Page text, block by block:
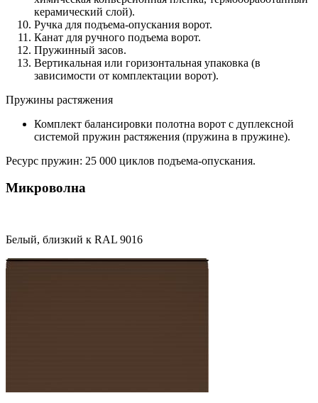
керамический слой).
Ручка для подъема-опускания ворот.
Канат для ручного подъема ворот.
Пружинный засов.
Вертикальная или горизонтальная упаковка (в
зависимости от комплектации ворот).
Пружины растяжения
Комплект балансировки полотна ворот с дуплексной
системой пружин растяжения (пружина в пружине).
Ресурс пружин: 25 000 циклов подъема-опускания.
Микроволна
Белый, близкий к RAL 9016